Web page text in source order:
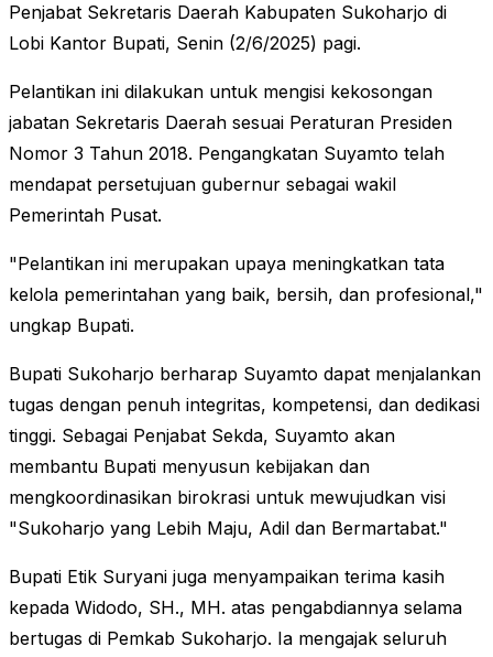
Penjabat Sekretaris Daerah Kabupaten Sukoharjo di
Lobi Kantor Bupati, Senin (2/6/2025) pagi.
Pelantikan ini dilakukan untuk mengisi kekosongan
jabatan Sekretaris Daerah sesuai Peraturan Presiden
Nomor 3 Tahun 2018. Pengangkatan Suyamto telah
mendapat persetujuan gubernur sebagai wakil
Pemerintah Pusat.
"Pelantikan ini merupakan upaya meningkatkan tata
kelola pemerintahan yang baik, bersih, dan profesional,"
ungkap Bupati.
Bupati Sukoharjo berharap Suyamto dapat menjalankan
tugas dengan penuh integritas, kompetensi, dan dedikasi
tinggi. Sebagai Penjabat Sekda, Suyamto akan
membantu Bupati menyusun kebijakan dan
mengkoordinasikan birokrasi untuk mewujudkan visi
"Sukoharjo yang Lebih Maju, Adil dan Bermartabat."
Bupati Etik Suryani juga menyampaikan terima kasih
kepada Widodo, SH., MH. atas pengabdiannya selama
bertugas di Pemkab Sukoharjo. Ia mengajak seluruh